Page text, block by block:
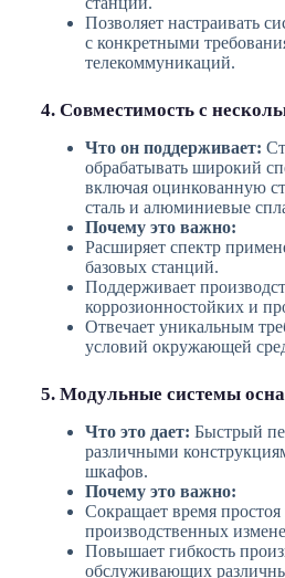
Позволяет настраивать
с конкретными
телекоммуникаций.
4. Совместимость с
Что он поддерживает:
обрабатывать широкий
включая оцинкованную
сталь и алюминиевые
Почему это важно:
Расширяет спектр
базовых станций.
Поддерживает
коррозионностойких и
Отвечает уникальным
условий окружающей
5. Модульные системы
Что это дает: Быстрый
различными
шкафов.
Почему это важно:
Сокращает время простоя
производственных
Повышает гибкость
обслуживающих